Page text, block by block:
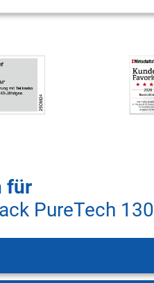
für
PureTech 130